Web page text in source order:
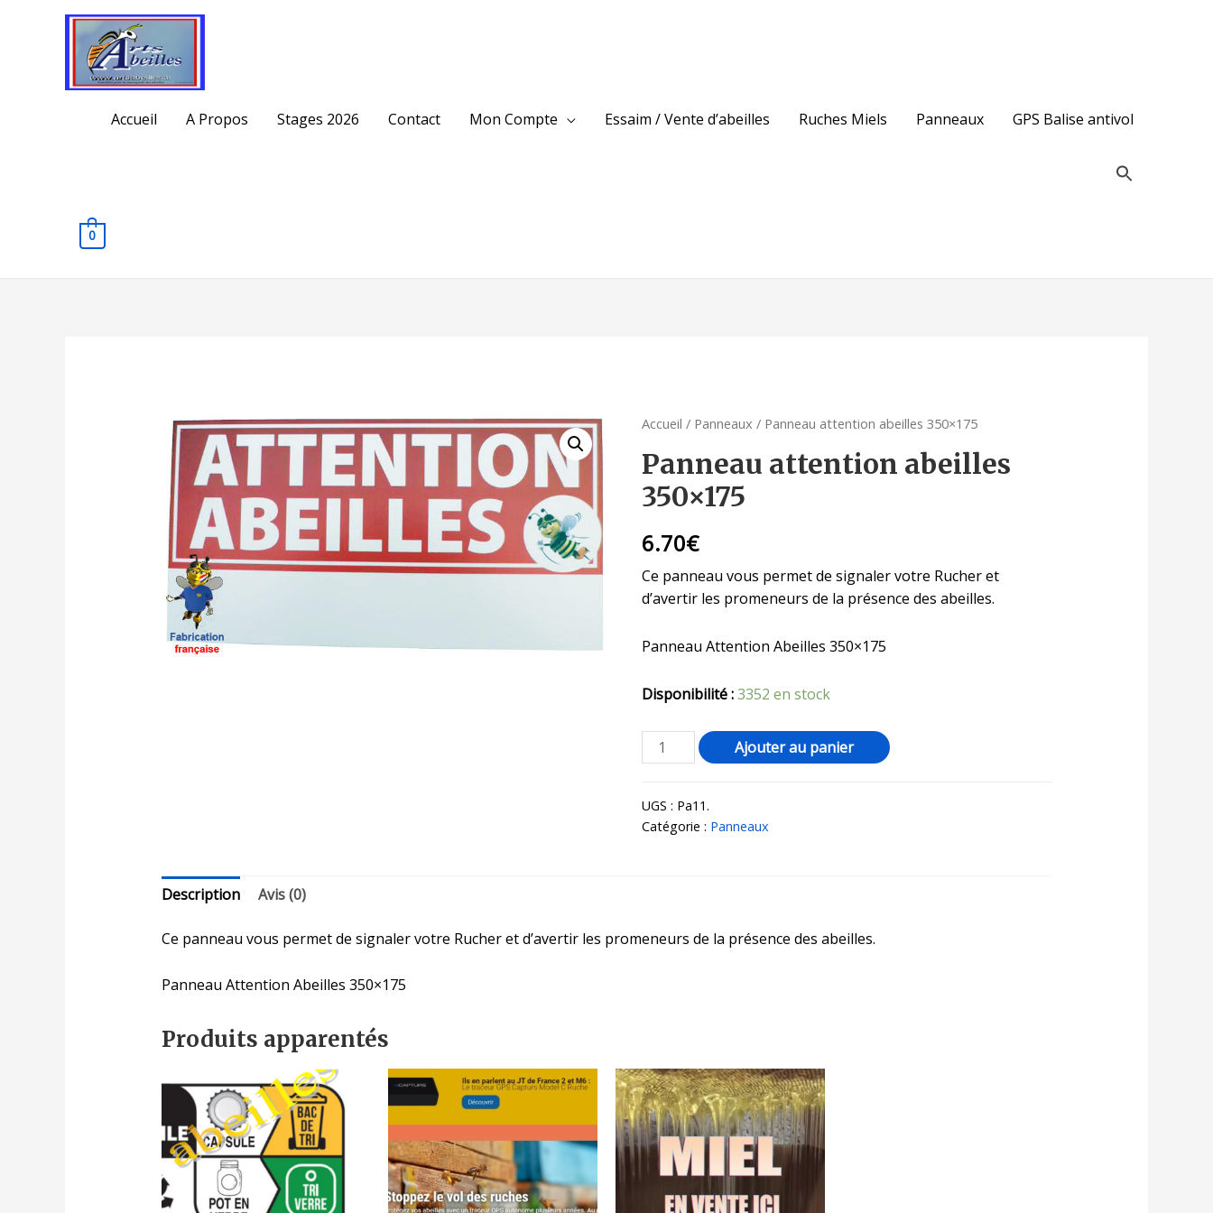
Accueil A Propos Stages 2026 Contact Mon Compte Essaim / Vente d’abeilles Ruches Miels Panneaux GPS Balise antivol
0
Accueil / Panneaux / Panneau attention abeilles 350×175
Panneau attention abeilles
350×175
6.70€
Ce panneau vous permet de signaler votre Rucher et
d’avertir les promeneurs de la présence des abeilles.
Panneau Attention Abeilles 350×175
Disponibilité : 3352 en stock
Ajouter au panier
UGS : Pa11.
Catégorie : Panneaux
Description Avis (0)
Ce panneau vous permet de signaler votre Rucher et d’avertir les promeneurs de la présence des abeilles.
Panneau Attention Abeilles 350×175
Produits apparentés